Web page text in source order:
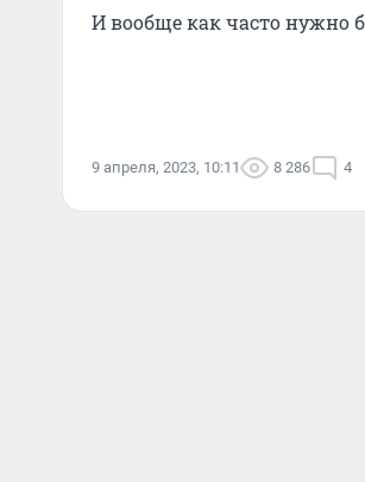
И вообще как часто нужно
9 апреля, 2023, 10:11 8 286 4